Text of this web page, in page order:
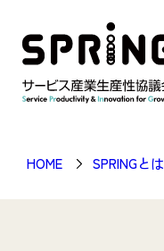
HOME SPRINGとは